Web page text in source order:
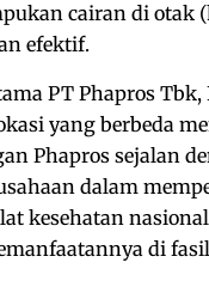
cairan di otak
efektif.
PT Phapros Tbk,
yang berbeda
Phapros sejalan
dalam
kesehatan
di